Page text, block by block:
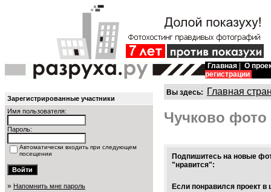
Главная
О
регистрации
Зарегистрированные участники
Имя пользователя:
Пароль:
Автоматически входить при следующем
посещении
» Напомнить мне пароль
Вы здесь: Главная
Чучково фото
Подпишитесь на новые
"нравится":
Если понравился проект